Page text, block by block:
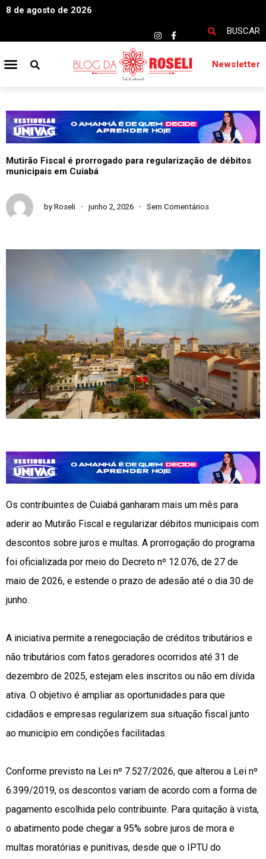
8 de agosto de 2026
BUSCAR
Newsletter
Mutirão Fiscal é prorrogado para regularização de débitos
municipais em Cuiabá
by Roseli junho 2, 2026 Sem Comentários
Os contribuintes de Cuiabá ganharam mais um mês para
aderir ao Mutirão Fiscal e regularizar débitos municipais com
descontos sobre juros e multas. A prorrogação do programa
foi oficializada por meio do Decreto nº 12.076, de 27 de
maio de 2026, e estende o prazo de adesão até o dia 30 de
junho.
A iniciativa permite a renegociação de créditos tributários e
não tributários com fatos geradores ocorridos até 31 de
dezembro de 2025, estejam eles inscritos ou não em dívida
ativa. O objetivo é ampliar as oportunidades para que
cidadãos e empresas regularizem sua situação fiscal junto
ao município em condições facilitadas.
Conforme previsto na Lei nº 7.527/2026, que alterou a Lei nº
6.399/2019, os descontos variam de acordo com a forma de
pagamento escolhida pelo contribuinte. Para quitação à vista,
o abatimento pode chegar a 95% sobre juros de mora e
multas moratórias e punitivas, desde que o IPTU do